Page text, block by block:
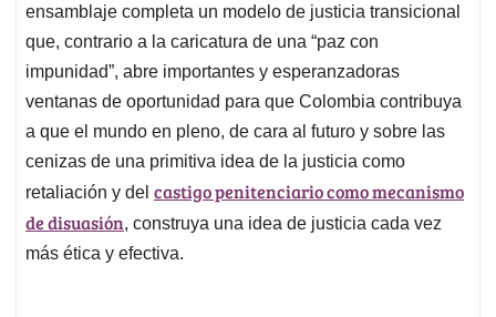
ensamblaje completa un modelo de justicia transicional
que, contrario a la caricatura de una “paz con
impunidad”, abre importantes y esperanzadoras
ventanas de oportunidad para que Colombia contribuya
a que el mundo en pleno, de cara al futuro y sobre las
cenizas de una primitiva idea de la justicia como
retaliación y del castigo penitenciario como mecanismo
de disuasión, construya una idea de justicia cada vez
más ética y efectiva.